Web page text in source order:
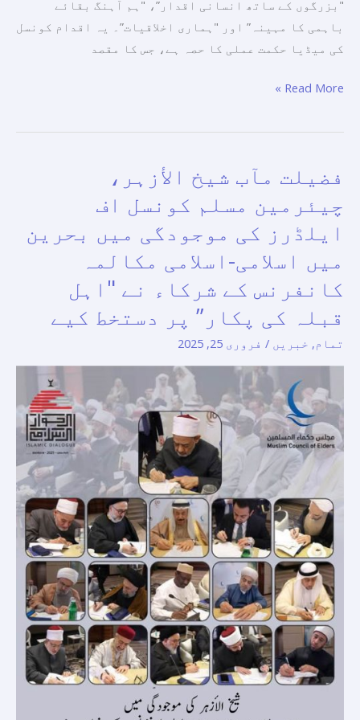
"بزرگوں کے ساتھ انسانی اقدار”، "ہم آہنگ بقائے
باہمی کا مہینہ” اور "ہماری اخلاقیات”۔ یہ اقدام کونسل
کی میڈیا حکمت عملی کا حصہ ہے، جس کا مقصد
پروگرام
Read More »
فضیلت مآب شیخ الأزہر،
چیئرمین مسلم کونسل اف
ایلڈرز کی موجودگی میں بحرین
میں اسلامی-اسلامی مکالمہ
کانفرنس کے شرکاء نے "اہل
قبلہ کی پکار” پر دستخط کیے
تمام, خبریں / فروری 25, 2025
فضیلت
شیخ
الأزہر،
مسلم
کونسل
اف
ایلڈرز
کی
موجودگی
میں
بحرین
میں
اسلامی-
اسلامی
مکالمہ
کانفرنس
کے
شرکاء
نے
"اہل
قبلہ